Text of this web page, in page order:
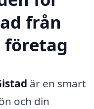
från
företag
är en smart
och din